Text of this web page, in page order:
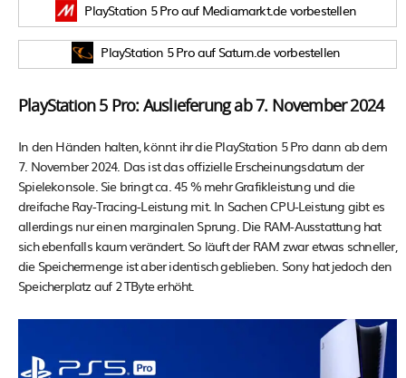
PlayStation 5 Pro auf Mediamarkt.de vorbestellen
PlayStation 5 Pro auf Saturn.de vorbestellen
PlayStation 5 Pro: Auslieferung ab 7. November 2024
In den Händen halten, könnt ihr die PlayStation 5 Pro dann ab dem
7. November 2024. Das ist das offizielle Erscheinungsdatum der
Spielekonsole. Sie bringt ca. 45 % mehr Grafikleistung und die
dreifache Ray-Tracing-Leistung mit. In Sachen CPU-Leistung gibt es
allerdings nur einen marginalen Sprung. Die RAM-Ausstattung hat
sich ebenfalls kaum verändert. So läuft der RAM zwar etwas schneller,
die Speichermenge ist aber identisch geblieben. Sony hat jedoch den
Speicherplatz auf 2 TByte erhöht.